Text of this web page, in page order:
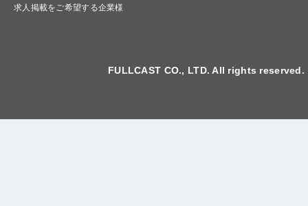
求人掲載をご希望する企業様
FULLCAST CO., LTD. All rights reserved.